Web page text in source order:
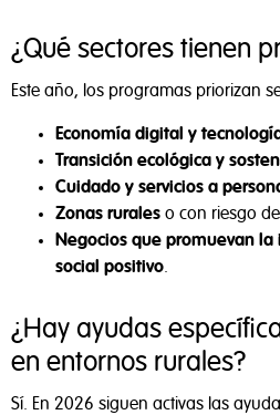
Privacidad y
este sitio web utiliza cookies
ayudarnos a analizar el uso del
rendimiento, personalizar
anuncios, y fomentar un
Configurar
Aceptar
¿Qué sectores tienen
Este año, los programas priorizan
Economía digital y
Transición ecológica y
Cuidado y servicios a
Zonas rurales o con riesgo
Negocios que promuevan
social positivo.
¿Hay ayudas
en entornos rurales?
Sí. En 2026 siguen activas las